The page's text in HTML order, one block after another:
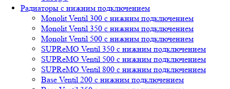
Радиаторы с нижним подключением
Monolit Ventil 300 с нижним подключением
Monolit Ventil 350 с нижним подключением
Monolit Ventil 500 с нижним подключением
SUPReMO Ventil 350 с нижним подключением
SUPReMO Ventil 500 с нижним подключением
SUPReMO Ventil 800 с нижним подключением
Base Ventil 200 с нижним подключением